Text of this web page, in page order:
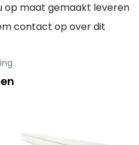
op maat gemaakt leveren
contact op over dit